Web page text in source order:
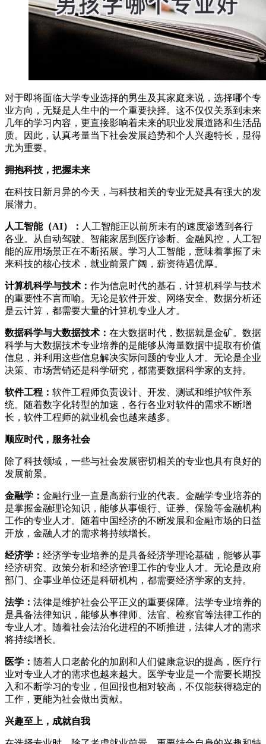
对于即将面临大学专业选择的男生及其家庭来说，选择哪个专
业方向，无疑是人生中的一个重要抉择。这不仅仅关系到未来
几年的学习内容，更直接影响着未来的职业发展道路和生活品
质。因此，认真考量当下社会发展趋势和个人兴趣特长，显得
尤为重要。
拥抱科技，把握未来
在科技日新月异的今天，与科技相关的专业无疑具有强大的发
展潜力。
人工智能（AI）： 人工智能正以前所未有的速度渗透到各行
各业。从自动驾驶、智能家居到医疗诊断、金融风控，人工智
能的应用场景正在不断拓展。学习人工智能，意味着掌握了未
来科技的核心技术，就业前景广阔，薪资待遇优厚。
计算机科学与技术： 作为信息时代的基石，计算机科学与技术
的重要性不言而喻。无论是软件开发、网络安全、数据分析还
是云计算，都需要大量的计算机专业人才。
数据科学与大数据技术： 在大数据时代，数据就是金矿。数据
科学与大数据技术专业培养的是能够从海量数据中提取有价值
信息，并利用这些信息解决实际问题的专业人才。无论是企业
决策、市场营销还是科学研究，都需要数据科学家的支持。
软件工程： 软件工程师负责设计、开发、测试和维护软件系
统。随着数字化转型的加速，各行各业对软件的需求不断增
长，软件工程师的就业机会也越来越多。
顺应时代，服务社会
除了科技领域，一些与社会发展密切相关的专业也具有良好的
发展前景。
金融学： 金融行业一直是高薪行业的代表。金融学专业培养的
是掌握金融理论知识，能够从事银行、证券、保险等金融机构
工作的专业人才。随着中国经济的不断发展和金融市场的日益
开放，金融人才的需求将持续增长。
经济学： 经济学专业培养的是具备经济学理论基础，能够从事
经济研究、政策分析和经济管理工作的专业人才。无论是政府
部门、企事业单位还是科研机构，都需要经济学家的支持。
法学： 法律是维护社会公平正义的重要保障。法学专业培养的
是具备法律知识，能够从事律师、法官、检察官等法律工作的
专业人才。随着社会法治化进程的不断推进，法律人才的需求
将持续增长。
医学： 随着人口老龄化的加剧和人们健康意识的提高，医疗行
业对专业人才的需求也越来越大。医学专业是一个需要长期投
入和不断学习的专业，但回报也相对较高，不仅能获得稳定的
工作，更能为社会做出贡献。
兴趣至上，成就自我